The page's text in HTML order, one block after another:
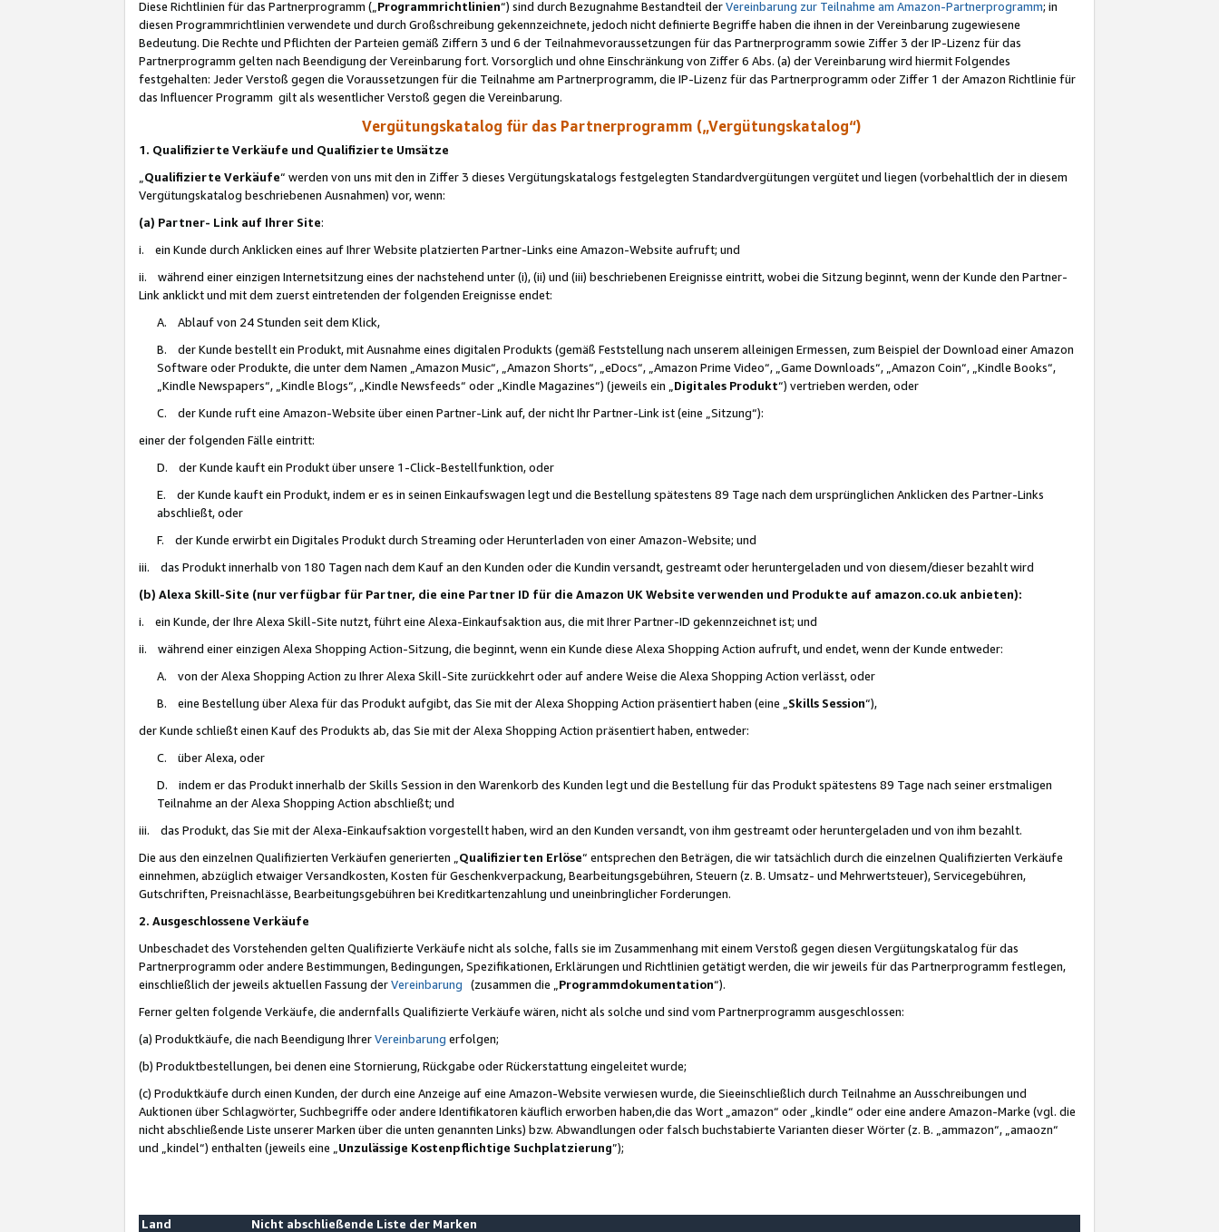
Diese Richtlinien für das Partnerprogramm („Programmrichtlinien“) sind durch Bezugnahme Bestandteil derVereinbarung zur Teilnahme am Amazon-Partnerprogramm; in
diesen Programmrichtlinien verwendete und durch Großschreibung gekennzeichnete, jedoch nicht definierte Begriffe haben die ihnen in der Vereinbarung zugewiesene
Bedeutung. Die Rechte und Pflichten der Parteien gemäß Ziffern 3 und 6 der Teilnahmevoraussetzungen für das Partnerprogramm sowie Ziffer 3 der IP-Lizenz für das
Partnerprogramm gelten nach Beendigung der Vereinbarung fort. Vorsorglich und ohne Einschränkung von Ziffer 6 Abs. (a) der Vereinbarung wird hiermit Folgendes
festgehalten: Jeder Verstoß gegen die Voraussetzungen für die Teilnahme am Partnerprogramm, die IP-Lizenz für das Partnerprogramm oder Ziffer 1 der Amazon Richtlinie für
das Influencer Programm gilt als wesentlicher Verstoß gegen die Vereinbarung.
Vergütungskatalog für das Partnerprogramm („Vergütungskatalog“)
1. Qualifizierte Verkäufe und Qualifizierte Umsätze
Qualifizierte Verkäufe“ werden von uns mit den in Ziffer 3 dieses Vergütungskatalogs festgelegten Standardvergütungen vergütet und liegen (vorbehaltlich der in diesem
Vergütungskatalog beschriebenen Ausnahmen) vor, wenn:
(a) Partner- Link auf Ihrer Site:
i. ein Kunde durch Anklicken eines auf Ihrer Website platzierten Partner-Links eine Amazon-Website aufruft; und
ii. während einer einzigen Internetsitzung eines der nachstehend unter (i), (ii) und (iii) beschriebenen Ereignisse eintritt, wobei die Sitzung beginnt, wenn der Kunde den Partner-
Link anklickt und mit dem zuerst eintretenden der folgenden Ereignisse endet:
A. Ablauf von 24 Stunden seit dem Klick,
B. der Kunde bestellt ein Produkt, mit Ausnahme eines digitalen Produkts (gemäß Feststellung nach unserem alleinigen Ermessen, zum Beispiel der Download einer Amazon
Software oder Produkte, die unter dem Namen „Amazon Music“, „Amazon Shorts“, „eDocs“, „Amazon Prime Video“, „Game Downloads“, „Amazon Coin“, „Kindle Books“,
„Kindle Newspapers“, „Kindle Blogs“, „Kindle Newsfeeds“ oder „Kindle Magazines“) (jeweils ein „ Digitales Produkt“) vertrieben werden, oder
C. der Kunde ruft eine Amazon-Website über einen Partner-Link auf, der nicht Ihr Partner-Link ist (eine „Sitzung“):
einer der folgenden Fälle eintritt:
D. der Kunde kauft ein Produkt über unsere 1-Click-Bestellfunktion, oder
E. der Kunde kauft ein Produkt, indem er es in seinen Einkaufswagen legt und die Bestellung spätestens 89 Tage nach dem ursprünglichen Anklicken des Partner-Links
abschließt, oder
F. der Kunde erwirbt ein Digitales Produkt durch Streaming oder Herunterladen von einer Amazon-Website; und
iii. das Produkt innerhalb von 180 Tagen nach dem Kauf an den Kunden oder die Kundin versandt, gestreamt oder heruntergeladen und von diesem/dieser bezahlt wird
(b) Alexa Skill-Site (nur verfügbar für Partner, die eine Partner ID für die Amazon UK Website verwenden und Produkte auf amazon.co.uk anbieten):
i. ein Kunde, der Ihre Alexa Skill-Site nutzt, führt eine Alexa-Einkaufsaktion aus, die mit Ihrer Partner-ID gekennzeichnet ist; und
ii. während einer einzigen Alexa Shopping Action-Sitzung, die beginnt, wenn ein Kunde diese Alexa Shopping Action aufruft, und endet, wenn der Kunde entweder:
A. von der Alexa Shopping Action zu Ihrer Alexa Skill-Site zurückkehrt oder auf andere Weise die Alexa Shopping Action verlässt, oder
B. eine Bestellung über Alexa für das Produkt aufgibt, das Sie mit der Alexa Shopping Action präsentiert haben (eine „ Skills Session“),
der Kunde schließt einen Kauf des Produkts ab, das Sie mit der Alexa Shopping Action präsentiert haben, entweder:
C. über Alexa, oder
D. indem er das Produkt innerhalb der Skills Session in den Warenkorb des Kunden legt und die Bestellung für das Produkt spätestens 89 Tage nach seiner erstmaligen
Teilnahme an der Alexa Shopping Action abschließt; und
iii. das Produkt, das Sie mit der Alexa-Einkaufsaktion vorgestellt haben, wird an den Kunden versandt, von ihm gestreamt oder heruntergeladen und von ihm bezahlt.
Die aus den einzelnen Qualifizierten Verkäufen generierten „ Qualifizierten Erlöse“ entsprechen den Beträgen, die wir tatsächlich durch die einzelnen Qualifizierten Verkäufe
einnehmen, abzüglich etwaiger Versandkosten, Kosten für Geschenkverpackung, Bearbeitungsgebühren, Steuern (z. B. Umsatz- und Mehrwertsteuer), Servicegebühren,
Gutschriften, Preisnachlässe, Bearbeitungsgebühren bei Kreditkartenzahlung und uneinbringlicher Forderungen.
2. Ausgeschlossene Verkäufe
Unbeschadet des Vorstehenden gelten Qualifizierte Verkäufe nicht als solche, falls sie im Zusammenhang mit einem Verstoß gegen diesen Vergütungskatalog für das
Partnerprogramm oder andere Bestimmungen, Bedingungen, Spezifikationen, Erklärungen und Richtlinien getätigt werden, die wir jeweils für das Partnerprogramm festlegen,
einschließlich der jeweils aktuellen Fassung derVereinbarung (zusammen die „ Programmdokumentation“).
Ferner gelten folgende Verkäufe, die andernfalls Qualifizierte Verkäufe wären, nicht als solche und sind vom Partnerprogramm ausgeschlossen:
(a) Produktkäufe, die nach Beendigung IhrerVereinbarung erfolgen;
(b) Produktbestellungen, bei denen eine Stornierung, Rückgabe oder Rückerstattung eingeleitet wurde;
(c) Produktkäufe durch einen Kunden, der durch eine Anzeige auf eine Amazon-Website verwiesen wurde, die Sieeinschließlich durch Teilnahme an Ausschreibungen und
Auktionen über Schlagwörter, Suchbegriffe oder andere Identifikatoren käuflich erworben haben,die das Wort „amazon“ oder „kindle“ oder eine andere Amazon-Marke (vgl. die
nicht abschließende Liste unserer Marken über die unten genannten Links) bzw. Abwandlungen oder falsch buchstabierte Varianten dieser Wörter (z. B. „ammazon“, „amaozn“
und „kindel“) enthalten (jeweils eine „ Unzulässige Kostenpflichtige Suchplatzierung”);
Land
Nicht abschließende Liste der Marken